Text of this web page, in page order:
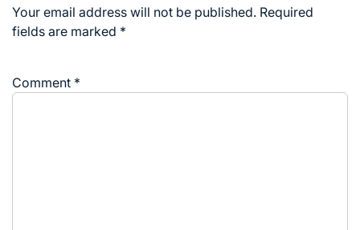
Your email address will not be published. Required
fields are marked *
Comment *